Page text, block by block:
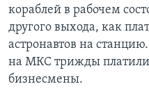
кораблей в рабочем
другого выхода, как
астронавтов на
на МКС трижды
бизнесмены.